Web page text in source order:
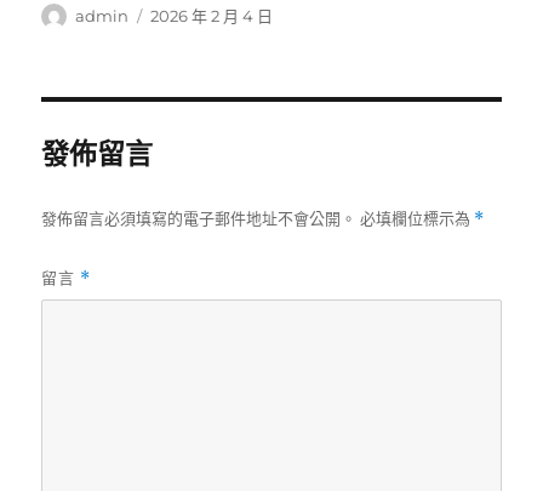
作
admin
發
2026 年 2 月 4 日
發佈留言
發佈留言必須填寫的電子郵件地址不會公開。 必填欄位標示為 *
留言 *